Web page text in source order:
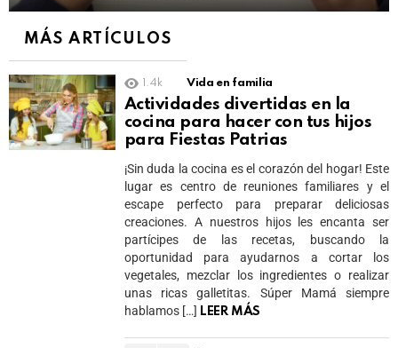
MÁS ARTÍCULOS
1.4k Vida en familia
Actividades divertidas en la
cocina para hacer con tus hijos
para Fiestas Patrias
¡Sin duda la cocina es el corazón del hogar! Este
lugar es centro de reuniones familiares y el
escape perfecto para preparar deliciosas
creaciones. A nuestros hijos les encanta ser
partícipes de las recetas, buscando la
oportunidad para ayudarnos a cortar los
vegetales, mezclar los ingredientes o realizar
unas ricas galletitas. Súper Mamá siempre
hablamos […] LEER MÁS